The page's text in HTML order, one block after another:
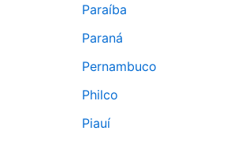
Paraíba
Paraná
Pernambuco
Philco
Piauí